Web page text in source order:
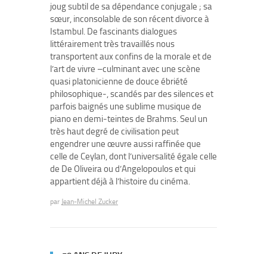
joug subtil de sa dépendance conjugale ; sa
sœur, inconsolable de son récent divorce à
Istambul. De fascinants dialogues
littérairement très travaillés nous
transportent aux confins de la morale et de
l’art de vivre –culminant avec une scène
quasi platonicienne de douce ébriété
philosophique-, scandés par des silences et
parfois baignés une sublime musique de
piano en demi-teintes de Brahms. Seul un
très haut degré de civilisation peut
engendrer une œuvre aussi raffinée que
celle de Ceylan, dont l’universalité égale celle
de De Oliveira ou d’Angelopoulos et qui
appartient déjà à l’histoire du cinéma.
par Jean-Michel Zucker